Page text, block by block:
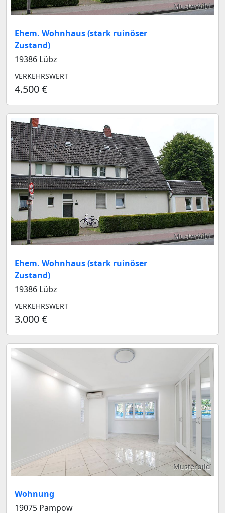
Musterbild
Ehem. Wohnhaus (stark ruinöser
Zustand)
19386 Lübz
VERKEHRSWERT
4.500 €
Musterbild
Ehem. Wohnhaus (stark ruinöser
Zustand)
19386 Lübz
VERKEHRSWERT
3.000 €
Musterbild
Wohnung
19075 Pampow